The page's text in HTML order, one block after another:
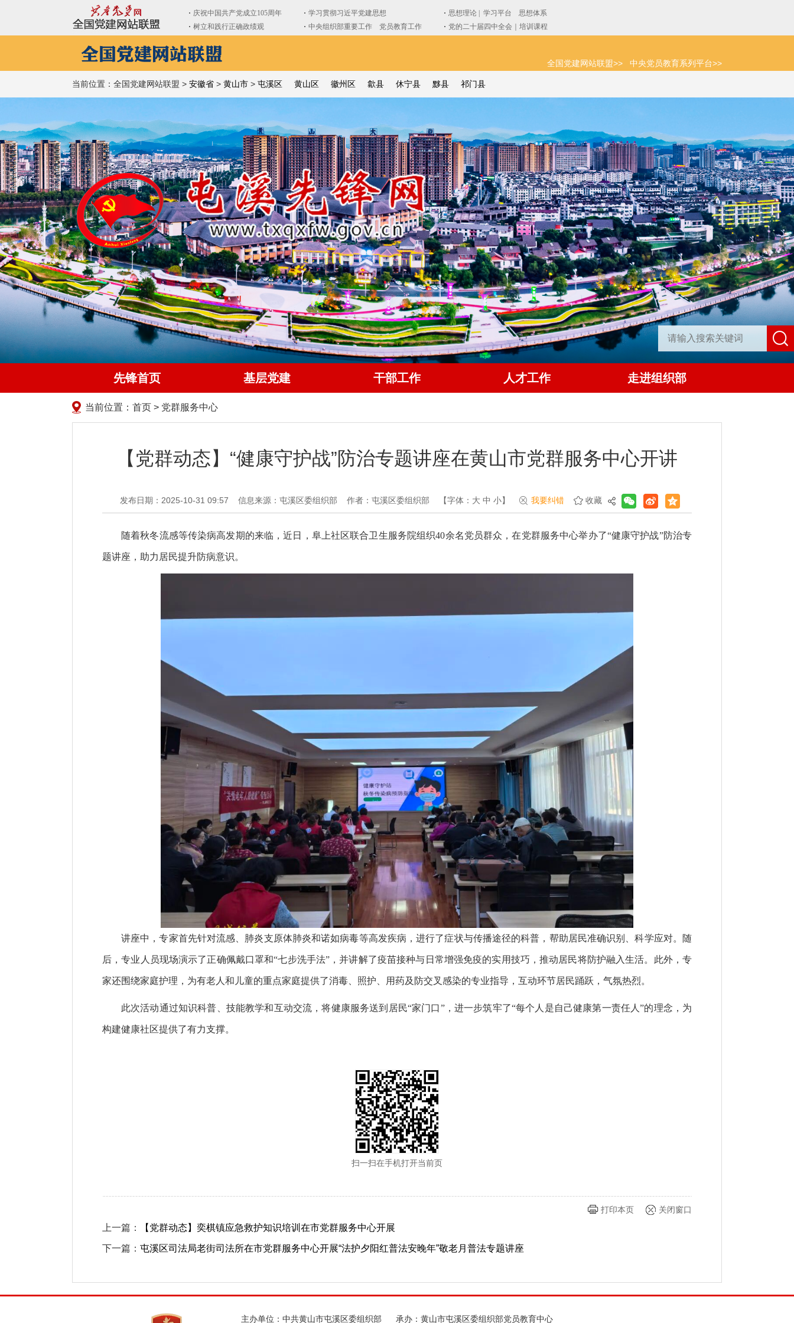
全国党建网站联盟>> 中央党员教育系列平台>>
当前位置：全国党建网站联盟 > 安徽省 > 黄山市 > 屯溪区 黄山区 徽州区 歙县 休宁县 黟县 祁门县
先锋首页 基层党建 干部工作 人才工作 走进组织部
当前位置： 首页 > 党群服务中心
【党群动态】“健康守护战”防治专题讲座在黄山市党群服务中心开讲
发布日期：2025-10-31 09:57 信息来源：屯溪区委组织部 作者：屯溪区委组织部 【字体： 大 中 小】 我要纠错 收藏
随着秋冬流感等传染病高发期的来临，近日，阜上社区联合卫生服务院组织40余名党员群众，在党群服务中心举办了“健康守护战”防治专
题讲座，助力居民提升防病意识。
讲座中，专家首先针对流感、肺炎支原体肺炎和诺如病毒等高发疾病，进行了症状与传播途径的科普，帮助居民准确识别、科学应对。随
后，专业人员现场演示了正确佩戴口罩和“七步洗手法”，并讲解了疫苗接种与日常增强免疫的实用技巧，推动居民将防护融入生活。此外，专
家还围绕家庭护理，为有老人和儿童的重点家庭提供了消毒、照护、用药及防交叉感染的专业指导，互动环节居民踊跃，气氛热烈。
此次活动通过知识科普、技能教学和互动交流，将健康服务送到居民“家门口”，进一步筑牢了“每个人是自己健康第一责任人”的理念，为
构建健康社区提供了有力支撑。
扫一扫在手机打开当前页
打印本页 关闭窗口
上一篇： 【党群动态】奕棋镇应急救护知识培训在市党群服务中心开展
下一篇： 屯溪区司法局老街司法所在市党群服务中心开展“法护夕阳红普法安晚年”敬老月普法专题讲座
主办单位：中共黄山市屯溪区委组织部 承办：黄山市屯溪区委组织部党员教育中心